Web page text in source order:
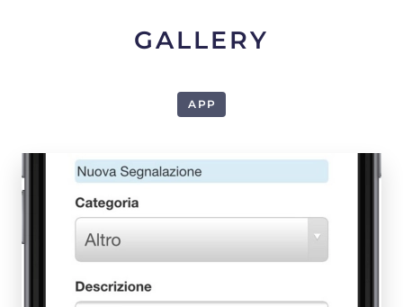
GALLERY
APP